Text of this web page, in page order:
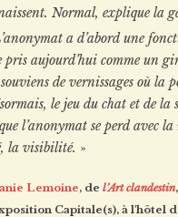
Normal, explique la
a d’abord une
aujourd’hui comme un
de vernissages où
le jeu du chat et de la
l’anonymat se perd avec
la visibilité. »
Lemoine, de l’Art clandestin
Capitale(s), à l'hôtel